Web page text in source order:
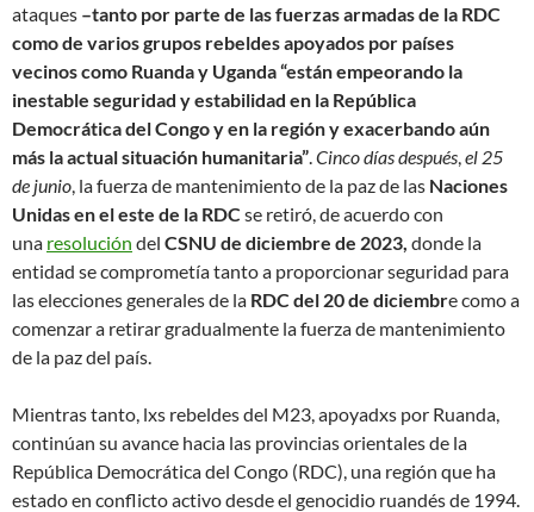
ataques –tanto por parte de las fuerzas armadas de la RDC
como de varios grupos rebeldes apoyados por países
vecinos como Ruanda y Uganda “están empeorando la
inestable seguridad y estabilidad en la República
Democrática del Congo y en la región y exacerbando aún
más la actual situación humanitaria” Cinco días después el 25
de junio , la fuerza de mantenimiento de la paz de las Naciones
Unidas en el este de la RDC se retiró, de acuerdo con
una resolución del CSNU de diciembre de 2023, donde la
entidad se comprometía tanto a proporcionar seguridad para
las elecciones generales de la RDC del 20 de diciembre como a
comenzar a retirar gradualmente la fuerza de mantenimiento
de la paz del país.
Mientras tanto, lxs rebeldes del M23, apoyadxs por Ruanda,
continúan su avance hacia las provincias orientales de la
República Democrática del Congo (RDC), una región que ha
estado en conflicto activo desde el genocidio ruandés de 1994.